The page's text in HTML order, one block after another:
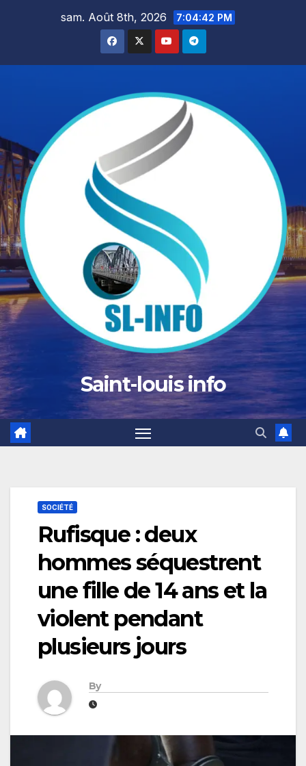
sam. Août 8th, 2026 7:04:43 PM
Saint-louis info
SOCIÉTÉ
Rufisque : deux
hommes séquestrent
une fille de 14 ans et la
violent pendant
plusieurs jours
By